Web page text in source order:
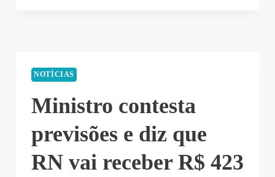
NOTÍCIAS
Ministro contesta
previsões e diz que
RN vai receber R$ 423